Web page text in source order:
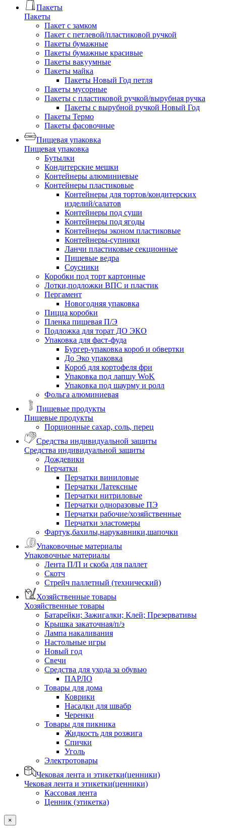
Пакеты
Пакеты
Пакет с замком
Пакет с петлевой/пластиковой ручкой
Пакеты бумажные
Пакеты бумажные красивые
Пакеты вакуумные
Пакеты майка
Пакеты Новый Год петля
Пакеты мусорные
Пакеты с пластиковой ручкой/вырубная ручка
Пакеты с вырубной ручкой Новый Год
Пакеты Термо
Пакеты фасовочные
Пищевая упаковка
Пищевая упаковка
Бутылки
Кондитерские мешки
Контейнеры алюминиевые
Контейнеры пластиковые
Контейнеры для тортов/кондитерских
изделий/салатов
Контейнеры под суши
Контейнеры под ягоды
Контейнеры эконом пластиковые
Контейнеры-супники
Ланчи пластиковые секционные
Пищевые ведра
Соусники
Коробки под торт картонные
Лотки,подложки ВПС и пластик
Пергамент
Новогодняя упаковка
Пицца коробки
Пленка пищевая П/Э
Подложка для торат ДО ЭКО
Упаковка для фаст-фуда
Бургер-упаковка короб и обвертки
До Эко упаковка
Короб для кортофеля фри
Упаковка под лапшу WoK
Упаковка под шаурму и ролл
Фольга алюминиевая
Пищевые продукты
Пищевые продукты
Порционные сахар, соль, перец
Средства индивидуальной защиты
Средства индивидуальной защиты
Дождевики
Перчатки
Перчатки виниловые
Перчатки Латексные
Перчатки нитриловые
Перчатки одноразовые ПЭ
Перчатки рабочие/хозяйственные
Перчатки эластомеры
Фартук,бахилы,нарукавники,шапочки
Упаковочные материалы
Упаковочные материалы
Лента П/П и скоба для паллет
Скотч
Стрейч паллетный (технический)
Хозяйственные товары
Хозяйственные товары
Батарейки; Зажигалки; Клей; Презервативы
Крышка закаточная/п/э
Лампа накаливания
Настольные игры
Новый год
Свечи
Средства для ухода за обувью
ПАРЛО
Товары для дома
Коврики
Насадки для швабр
Черенки
Товары для пикника
Жидкость для розжига
Спички
Уголь
Электротовары
Чековая лента и этикетки(ценники)
Чековая лента и этикетки(ценники)
Кассовая лента
Ценник (этикетка)
×